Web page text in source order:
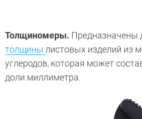
Толщиномеры. Предназначены
толщины листовых изделий из
углеродов, которая может
доли миллиметра.